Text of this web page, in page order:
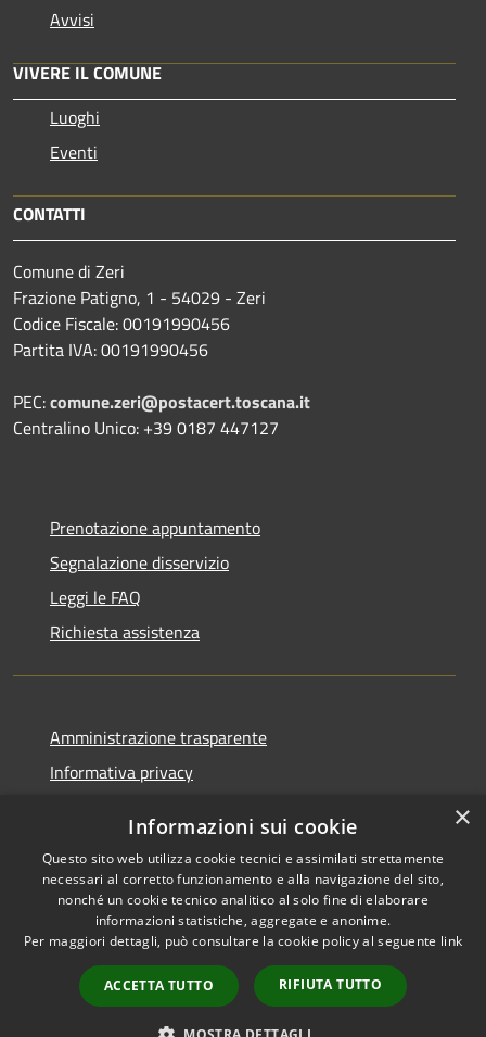
Avvisi
VIVERE IL COMUNE
Luoghi
Eventi
CONTATTI
Comune di Zeri
Frazione Patigno, 1 - 54029 - Zeri
Codice Fiscale: 00191990456
Partita IVA: 00191990456
PEC:comune.zeri@postacert.toscana.it
Centralino Unico: +39 0187 447127
Prenotazione appuntamento
Segnalazione disservizio
Leggi le FAQ
Richiesta assistenza
Amministrazione trasparente
Informativa privacy
Dichiarazione di accessibilità
RSS
Accessibilità
Copyright © 2026 • Comune di
Zeri • Powered by
Municipium•Accesso
×
Informazioni sui cookie
Questo sito web utilizza cookie tecnici e assimilati strettamente
necessari al corretto funzionamento e alla navigazione del sito,
nonché un cookie tecnico analitico al solo fine di elaborare
informazioni statistiche, aggregate e anonime.
Per maggiori dettagli, può consultare la cookie policy al seguente link
ACCETTA TUTTO RIFIUTA TUTTO